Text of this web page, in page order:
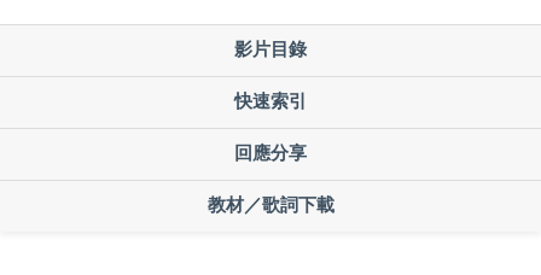
影片目錄
快速索引
回應分享
教材／歌詞下載